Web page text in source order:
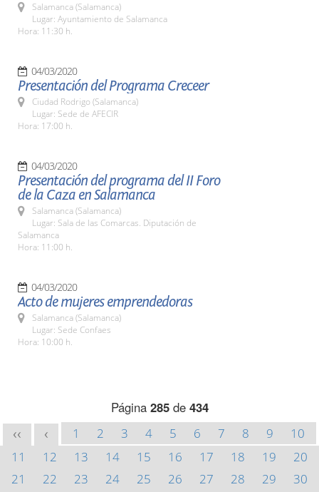
Salamanca (Salamanca)
Lugar: Ayuntamiento de Salamanca
Hora: 11:30 h.
04/03/2020
Presentación del Programa Creceer
Ciudad Rodrigo (Salamanca)
Lugar: Sede de AFECIR
Hora: 17:00 h.
04/03/2020
Presentación del programa del II Foro
de la Caza en Salamanca
Salamanca (Salamanca)
Lugar: Sala de las Comarcas. Diputación de
Salamanca
Hora: 11:00 h.
04/03/2020
Acto de mujeres emprendedoras
Salamanca (Salamanca)
Lugar: Sede Confaes
Hora: 10:00 h.
Página 285de 434
<< < 1 2 3 4 5 6 7 8 9
10
11
12 13 14 15 16 17 18 19
20
21
22 23 24 25 26 27 28 29
30